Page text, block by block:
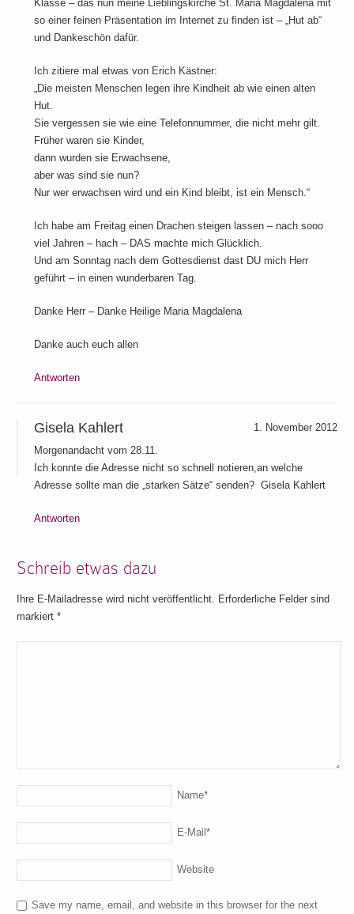
Klasse – das nun meine Lieblingskirche St. Maria Magdalena mit
so einer feinen Präsentation im Internet zu finden ist – „Hut ab“
und Dankeschön dafür.
Ich zitiere mal etwas von Erich Kästner:
„Die meisten Menschen legen ihre Kindheit ab wie einen alten
Hut.
Sie vergessen sie wie eine Telefonnummer, die nicht mehr gilt.
Früher waren sie Kinder,
dann wurden sie Erwachsene,
aber was sind sie nun?
Nur wer erwachsen wird und ein Kind bleibt, ist ein Mensch.“
Ich habe am Freitag einen Drachen steigen lassen – nach sooo
viel Jahren – hach – DAS machte mich Glücklich.
Und am Sonntag nach dem Gottesdienst dast DU mich Herr
geführt – in einen wunderbaren Tag.
Danke Herr – Danke Heilige Maria Magdalena
Danke auch euch allen
Antworten
Gisela Kahlert
1. November 2012
Morgenandacht vom 28.11.
Ich konnte die Adresse nicht so schnell notieren,an welche
Adresse sollte man die „starken Sätze“ senden? Gisela Kahlert
Antworten
Schreib etwas dazu
Ihre E-Mailadresse wird nicht veröffentlicht. Erforderliche Felder sind
markiert*
Name*
E-Mail*
Website
Save my name, email, and website in this browser for the next